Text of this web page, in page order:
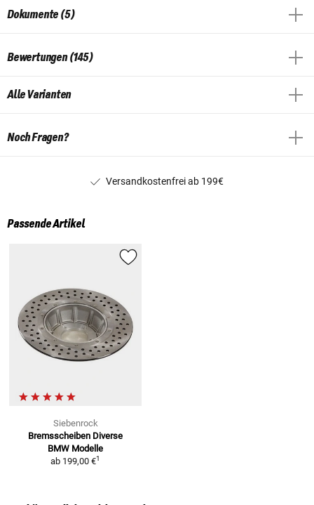
Dokumente (5)
Bewertungen (145)
Alle Varianten
Noch Fragen?
Versandkostenfrei ab 199€
Passende Artikel
Siebenrock
Bremsscheiben Diverse
BMW Modelle
ab 199,00 €1